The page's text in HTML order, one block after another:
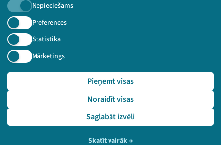
Nepieciešams
Preferences
Statistika
Mārketings
Saglabāt izvēli
Noraidīt visas
Pieņemt visas
Skatīt vairāk→
Piesakies jaunumiem!
Nepalaid garām aktuālāko informāciju!
Pieteikties
🔗 https://festivalslampa.lv/lv/pasakums/3509